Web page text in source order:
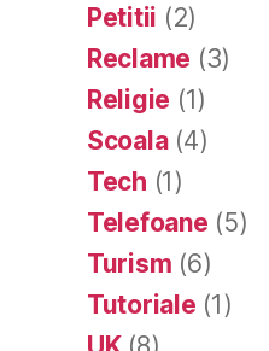
Petitii (2)
Reclame (3)
Religie (1)
Scoala(4)
Tech (1)
Telefoane (5)
Turism (6)
Tutoriale (1)